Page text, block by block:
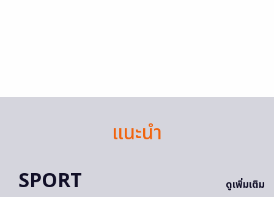
แนะนำ
SPORT
ดูเพิ่มเติม